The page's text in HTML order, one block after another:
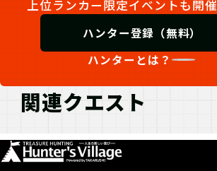
上位ランカー限定イベントも開催
ハンター登録（無料）
ハンターとは？
関連クエスト